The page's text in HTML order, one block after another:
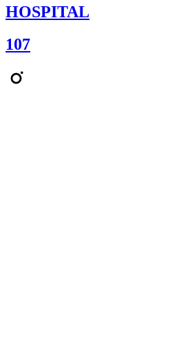
HOSPITAL
107